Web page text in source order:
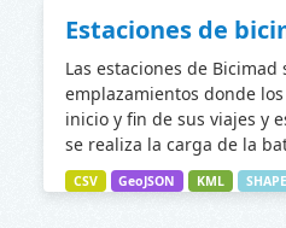
Estaciones de
Las estaciones de Bicimad
emplazamientos donde
inicio y fin de sus viajes y
se realiza la carga de la
CSV GeoJSON KML SHAPE